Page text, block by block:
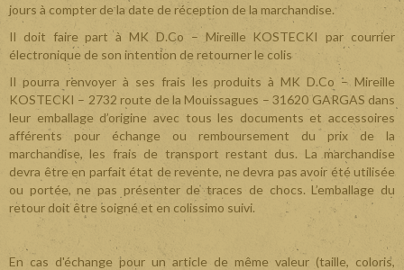
jours à compter de la date de réception de la marchandise.
Il doit faire part à MK D.Co – Mireille KOSTECKI par courrier
électronique de son intention de retourner le colis
Il pourra renvoyer à ses frais les produits à MK D.Co – Mireille
KOSTECKI – 2732 route de la Mouissagues – 31620 GARGAS dans
leur emballage d’origine avec tous les documents et accessoires
afférents pour échange ou remboursement du prix de la
marchandise, les frais de transport restant dus. La marchandise
devra être en parfait état de revente, ne devra pas avoir été utilisée
ou portée, ne pas présenter de traces de chocs. L’emballage du
retour doit être soigné et en colissimo suivi.
En cas d'échange pour un article de même valeur (taille, coloris,